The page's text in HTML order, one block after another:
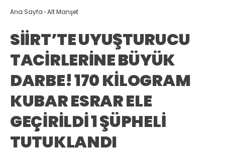
Ana Sayfa ›Alt Manşet
SİİRT’TE UYUŞTURUCU
TACİRLERİNE BÜYÜK
DARBE! 170 KİLOGRAM
KUBAR ESRAR ELE
GEÇİRİLDİ 1 ŞÜPHELİ
TUTUKLANDI